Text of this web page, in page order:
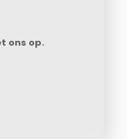
ons op.